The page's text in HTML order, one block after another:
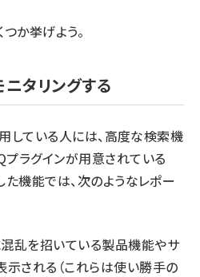
か挙げよう。
タリングする
している人には、高度な検索機
ラグインが用意されている
た機能では、次のようなレポー
混乱を招いている製品機能やサ
示される（これらは使い勝手の